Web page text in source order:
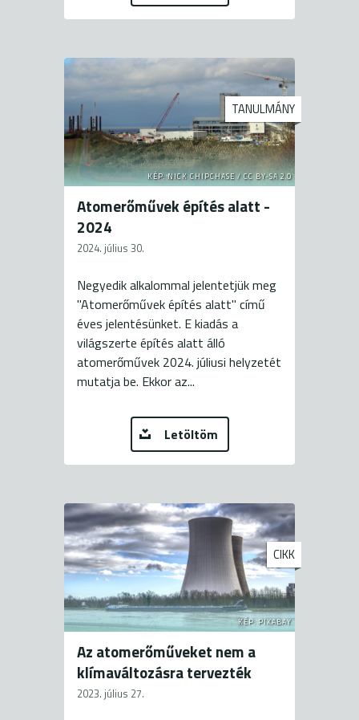
KÉP: NICK CHIPCHASE / CC BY-SA 2.0
TANULMÁNY
Atomerőművek építés alatt -
2024
2024. július 30.
Negyedik alkalommal jelentetjük meg
"Atomerőművek építés alatt" című
éves jelentésünket. E kiadás a
világszerte építés alatt álló
atomerőművek 2024. júliusi helyzetét
mutatja be. Ekkor az...
Letöltöm
KÉP: PIXABAY
CIKK
Az atomerőműveket nem a
klímaváltozásra tervezték
2023. július 27.